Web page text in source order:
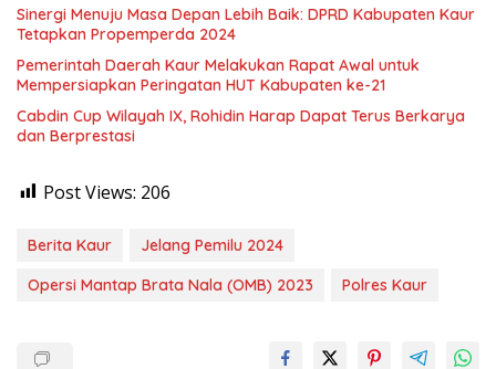
Sinergi Menuju Masa Depan Lebih Baik: DPRD Kabupaten Kaur
Tetapkan Propemperda 2024
Pemerintah Daerah Kaur Melakukan Rapat Awal untuk
Mempersiapkan Peringatan HUT Kabupaten ke-21
Cabdin Cup Wilayah IX, Rohidin Harap Dapat Terus Berkarya
dan Berprestasi
Post Views: 206
Berita Kaur
Jelang Pemilu 2024
Opersi Mantap Brata Nala (OMB) 2023
Polres Kaur